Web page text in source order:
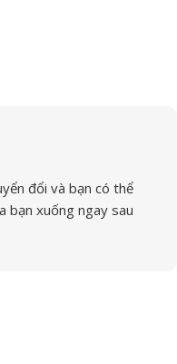
đổi và bạn có thể
bạn xuống ngay sau